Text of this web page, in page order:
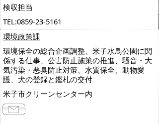
検収担当
TEL:0859-23-5161
環境政策課
環境保全の総合企画調整、米子水鳥公園に関
係する仕事、公害防止施策の推進、騒音・大
気汚染・悪臭防止対策、水質保全、動物愛
護、犬の登録と鑑札の交付
米子市クリーンセンター内